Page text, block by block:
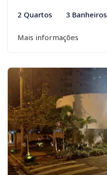
2 Quartos 3 Banheiros
Mais informações